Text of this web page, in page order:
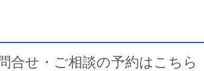
合せ・ご相談の予約はこちら